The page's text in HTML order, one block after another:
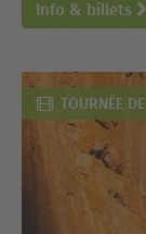
Info & billets
TOURNÉE